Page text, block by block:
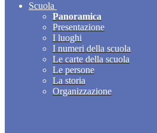
Scuola
Panoramica
Presentazione
I luoghi
I numeri della scuola
Le carte della scuola
Le persone
La storia
Organizzazione